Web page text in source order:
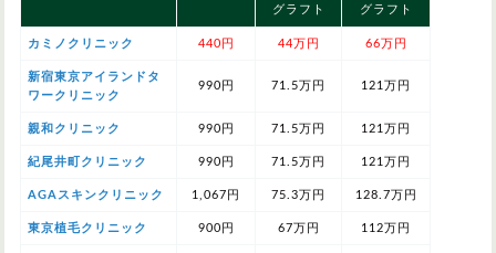
グラフト
グラフト
カミノクリニック 440円 44万円 66万円
新宿東京アイランドタ
ワークリニック
990円 71.5万円 121万円
親和クリニック 990円 71.5万円 121万円
紀尾井町クリニック 990円 71.5万円 121万円
AGAスキンクリニック 1,067円 75.3万円 128.7万円
東京植毛クリニック 900円 67万円 112万円